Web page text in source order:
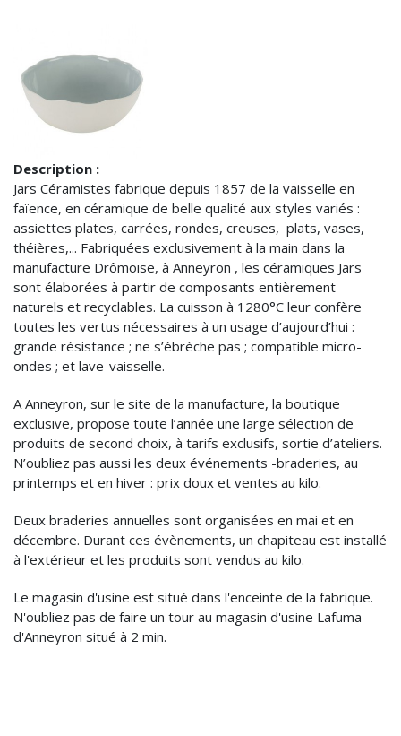
Description :
Jars Céramistes fabrique depuis 1857 de la vaisselle en
faïence, en céramique de belle qualité aux styles variés :
assiettes plates, carrées, rondes, creuses, plats, vases,
théières,... Fabriquées exclusivement à la main dans la
manufacture Drômoise, à Anneyron , les céramiques Jars
sont élaborées à partir de composants entièrement
naturels et recyclables. La cuisson à 1280°C leur confère
toutes les vertus nécessaires à un usage d’aujourd’hui :
grande résistance ; ne s’ébrèche pas ; compatible micro-
ondes ; et lave-vaisselle.
A Anneyron, sur le site de la manufacture, la boutique
exclusive, propose toute l’année une large sélection de
produits de second choix, à tarifs exclusifs, sortie d’ateliers.
N’oubliez pas aussi les deux événements -braderies, au
printemps et en hiver : prix doux et ventes au kilo.
Deux braderies annuelles sont organisées en mai et en
décembre. Durant ces évènements, un chapiteau est installé
à l'extérieur et les produits sont vendus au kilo.
Le magasin d'usine est situé dans l'enceinte de la fabrique.
N'oubliez pas de faire un tour au magasin d'usine Lafuma
d'Anneyron situé à 2 min.